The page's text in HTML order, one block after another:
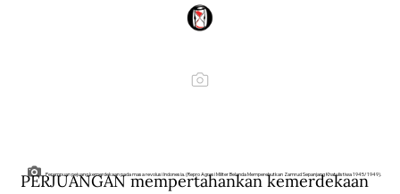
Perempuan pejuang kemerdekaan pada masa revolusi Indonesia. (Repro Agresi Militer Belanda Memperebutkan Zamrud Sepanjang Khatulistiwa 1945/1949).
PERJUANGAN mempertahankan kemerdekaan